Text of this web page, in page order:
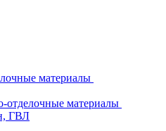
материалы
отделочные материалы
ГВЛ